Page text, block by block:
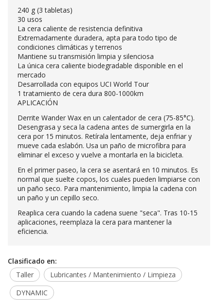
240 g (3 tabletas)
30 usos
La cera caliente de resistencia definitiva
Extremadamente duradera, apta para todo tipo de
condiciones climáticas y terrenos
Mantiene su transmisión limpia y silenciosa
La única cera caliente biodegradable disponible en el
mercado
Desarrollada con equipos UCI World Tour
1 tratamiento de cera dura 800-1000km
APLICACIÓN
Derrite Wander Wax en un calentador de cera (75-85°C).
Desengrasa y seca la cadena antes de sumergirla en la
cera por 15 minutos. Retírala lentamente, deja enfriar y
mueve cada eslabón. Usa un paño de microfibra para
eliminar el exceso y vuelve a montarla en la bicicleta.
En el primer paseo, la cera se asentará en 10 minutos. Es
normal que suelte copos, los cuales pueden limpiarse con
un paño seco. Para mantenimiento, limpia la cadena con
un paño y un cepillo seco.
Reaplica cera cuando la cadena suene "seca". Tras 10-15
aplicaciones, reemplaza la cera para mantener la
eficiencia.
Clasificado en:
Taller
Lubricantes / Mantenimiento / Limpieza
DYNAMIC